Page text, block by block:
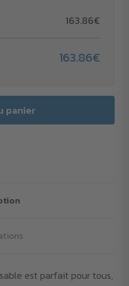
163.86€
163.86€
est parfait pour tous,